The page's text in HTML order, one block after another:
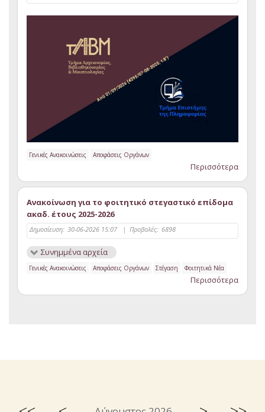
Γενικές Ανακοινώσεις Αποφάσεις Οργάνων
Περισσότερα
Ανακοίνωση για το φοιτητικό στεγαστικό επίδομα
ακαδ. έτους 2025-2026
Δημοσίευση: 30-06-2026 15:07 | Προβολές: 6898
Συνημμένα αρχεία
Γενικές Ανακοινώσεις Αποφάσεις Οργάνων Στέγαση Φοιτητικά Νέα
Περισσότερα